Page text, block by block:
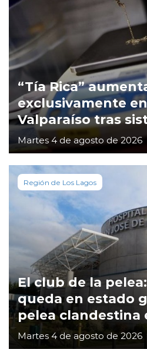
“Tía Rica”
exclusivamente
Valparaíso tras
Martes 4 de agosto de 2026
Región de Los Lagos
El club de la
queda en estado
pelea clandestina
Martes 4 de agosto de 2026